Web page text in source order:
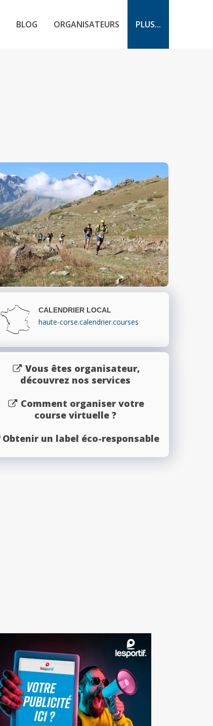
BLOG ORGANISATEURS PLUS...
CALENDRIER LOCAL
haute-corse.calendrier.courses
Vous êtes organisateur,
découvrez nos services
Comment organiser votre
course virtuelle ?
Obtenir un label éco-responsable